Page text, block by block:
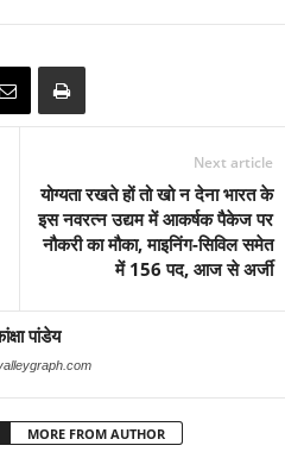
Next article
योग्यता रखते हों तो खो न देना भारत के
इस नवरत्न उद्यम में आकर्षक पैकेज पर
नौकरी का मौका, माइनिंग-सिविल समेत
में 156 पद, आज से अर्जी
पांडेय
MORE FROM AUTHOR